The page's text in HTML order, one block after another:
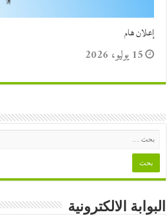
إعلان هام
15 يوليو، 2026
البوابة الالكترونية